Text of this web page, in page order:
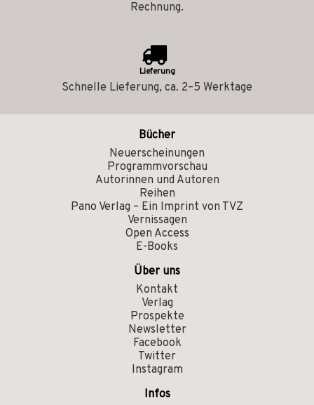
Rechnung.
Lieferung
Schnelle Lieferung, ca. 2–5 Werktage
Bücher
Neuerscheinungen
Programmvorschau
Autorinnen und Autoren
Reihen
Pano Verlag – Ein Imprint von TVZ
Vernissagen
Open Access
E-Books
Über uns
Kontakt
Verlag
Prospekte
Newsletter
Facebook
Twitter
Instagram
Infos